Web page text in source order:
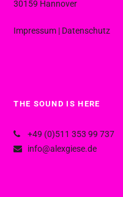
30159 Hannover
Impressum | Datenschutz
THE SOUND IS HERE
+49 (0)511 353 99 737
info@alexgiese.de